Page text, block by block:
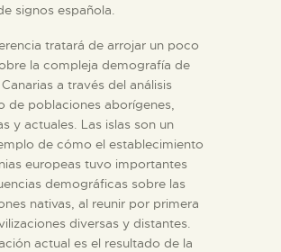
signos española.
tratará de arrojar un poco
la compleja demografía de
a través del análisis
de poblaciones aborígenes,
y actuales. Las islas son un
de cómo el establecimiento
europeas tuvo importantes
demográficas sobre las
nativas, al reunir por primera
diversas y distantes.
actual es el resultado de la